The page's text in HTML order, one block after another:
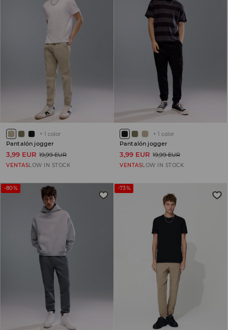
+ 1 color
Pantalón jogger
3,99 EUR 19,99 EUR
VENTASLOW IN STOCK
+ 1 color
Pantalón jogger
3,99 EUR 19,99 EUR
VENTASLOW IN STOCK
-80% -73%